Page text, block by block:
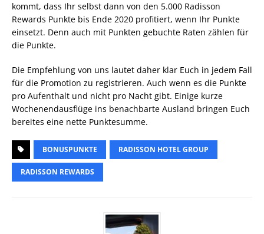
kommt, dass Ihr selbst dann von den 5.000 Radisson
Rewards Punkte bis Ende 2020 profitiert, wenn Ihr Punkte
einsetzt. Denn auch mit Punkten gebuchte Raten zählen für
die Punkte.
Die Empfehlung von uns lautet daher klar Euch in jedem Fall
für die Promotion zu registrieren. Auch wenn es die Punkte
pro Aufenthalt und nicht pro Nacht gibt. Einige kurze
Wochenendausflüge ins benachbarte Ausland bringen Euch
bereites eine nette Punktesumme.
BONUSPUNKTE RADISSON HOTEL GROUP
RADISSON REWARDS